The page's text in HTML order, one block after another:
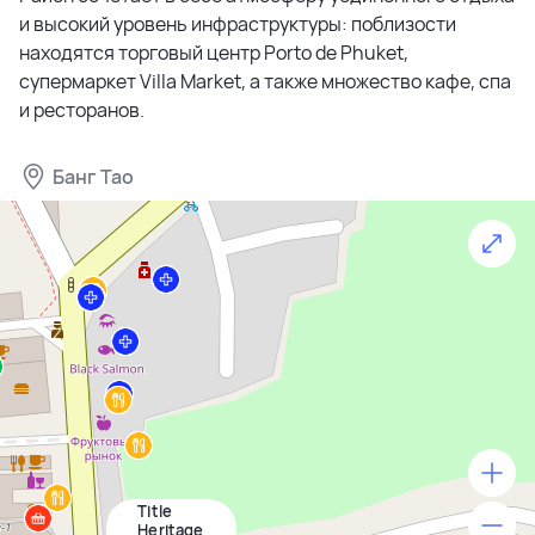
и высокий уровень инфраструктуры: поблизости
находятся торговый центр Porto de Phuket,
супермаркет Villa Market, а также множество кафе, спа
и ресторанов.
Банг Тао
Title
Heritage
500 м